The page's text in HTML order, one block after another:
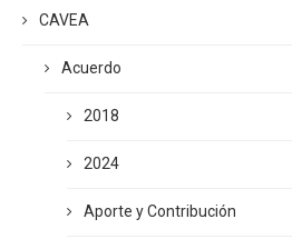
CAVEA
Acuerdo
2018
2024
Aporte y Contribución